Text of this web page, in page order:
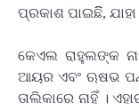
ପ୍ରକାଶ ପାଇଛିି,
କେଏଲ ରାହୁଲଙ୍କ
ଆୟର ଏବଂ ଋଷଭ
ତାଲିକାରେ ନାହିଁ ।